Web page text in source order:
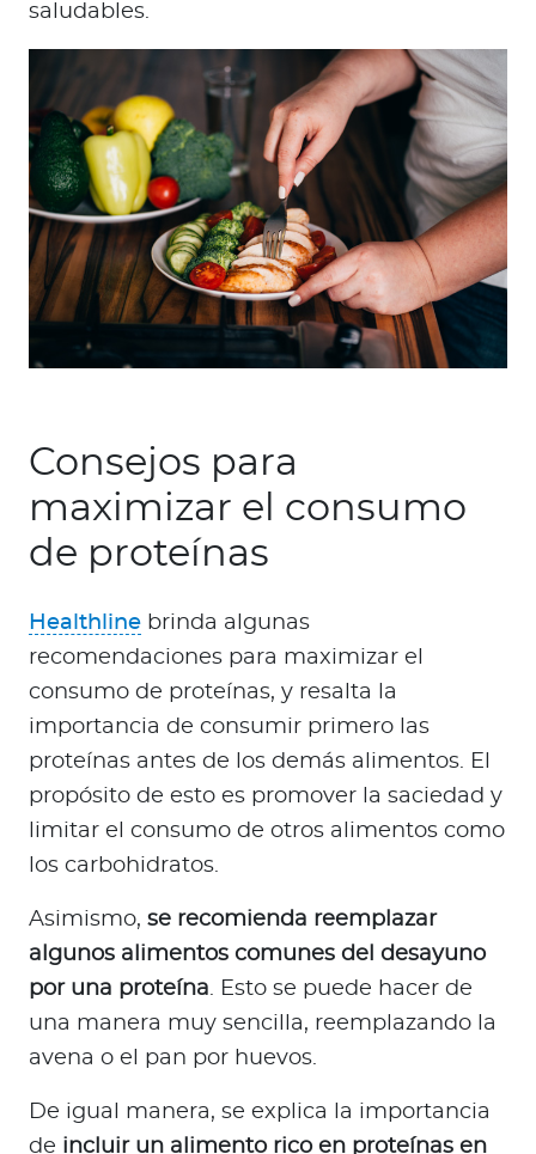
saludables.
Consejos para
maximizar el consumo
de proteínas
Healthline brinda algunas
recomendaciones para maximizar el
consumo de proteínas, y resalta la
importancia de consumir primero las
proteínas antes de los demás alimentos. El
propósito de esto es promover la saciedad y
limitar el consumo de otros alimentos como
los carbohidratos.
Asimismo, se recomienda reemplazar
algunos alimentos comunes del desayuno
por una proteína. Esto se puede hacer de
una manera muy sencilla, reemplazando la
avena o el pan por huevos.
De igual manera, se explica la importancia
de incluir un alimento rico en proteínas en